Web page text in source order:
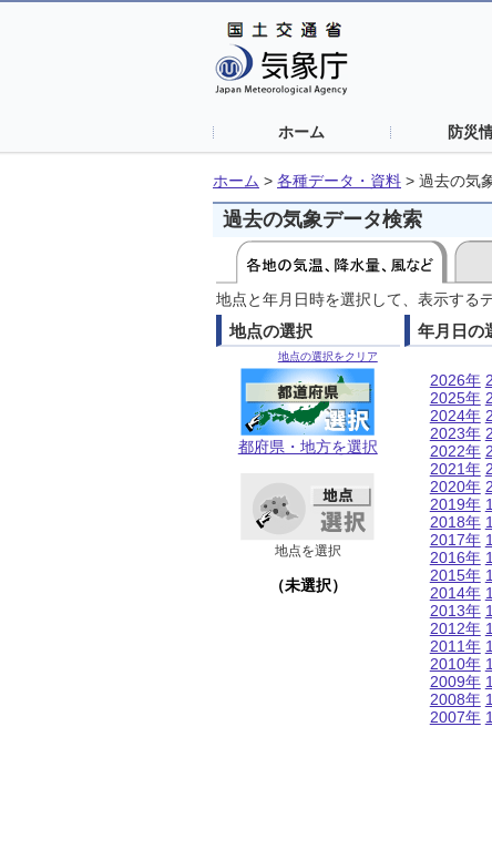
ホーム 防災
ホーム > 各種データ・資料 > 過去の気
過去の気象データ検索
地点と年月日時を選択して、表示する
地点の選択
地点の選択をクリア
都府県・地方を選択
地点を選択
（未選択）
年月日の
2026年
2025年
2024年
2023年
2022年
2021年
2020年
2019年
2018年
2017年
2016年
2015年
2014年
2013年
2012年
2011年
2010年
2009年
2008年
2007年